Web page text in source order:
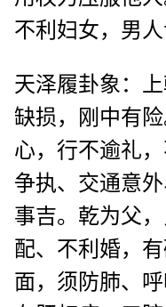
不利妇女，男人
天泽履卦象：
缺损，刚中有
心，行不逾礼
争执、交通意
事吉。乾为父
配、不利婚，
面，须防肺、